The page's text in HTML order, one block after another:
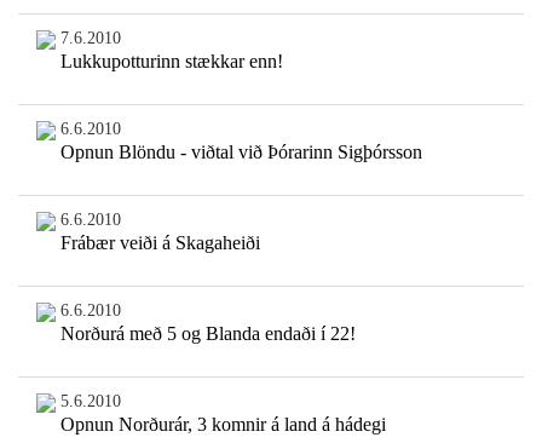
7.6.2010
Lukkupotturinn stækkar enn!
6.6.2010
Opnun Blöndu - viðtal við Þórarinn Sigþórsson
6.6.2010
Frábær veiði á Skagaheiði
6.6.2010
Norðurá með 5 og Blanda endaði í 22!
5.6.2010
Opnun Norðurár, 3 komnir á land á hádegi